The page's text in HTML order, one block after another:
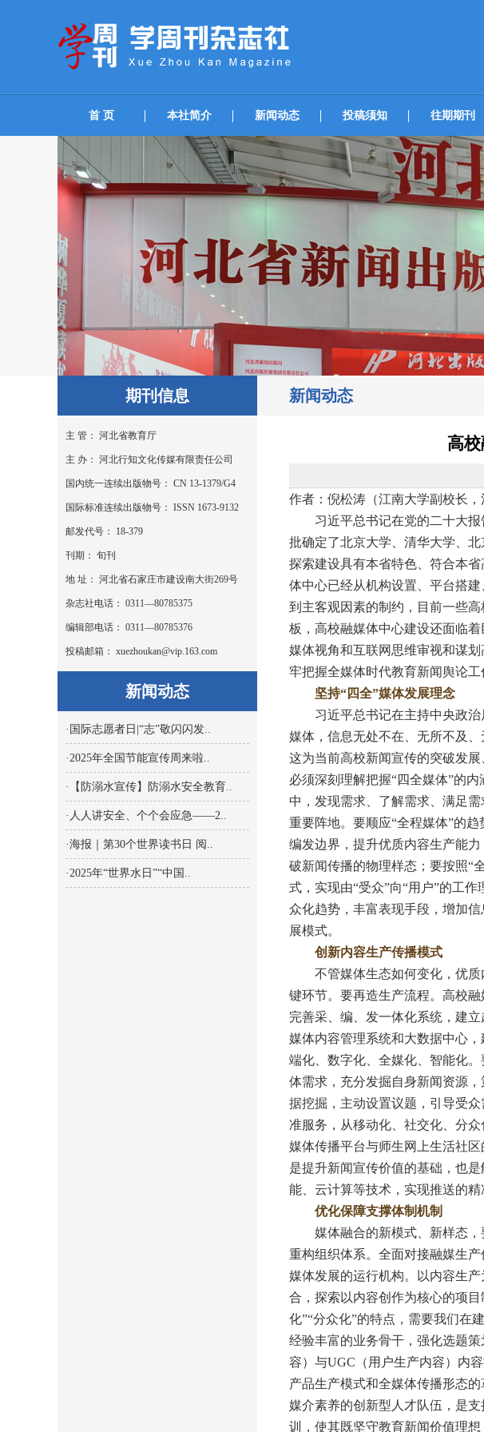
首 页 本社简介 新闻动态 投稿须知 往期期刊
期刊信息
主 管： 河北省教育厅
主 办： 河北行知文化传媒有限责任公司
国内统一连续出版物号： CN 13-1379/G4
国际标准连续出版物号： ISSN 1673-9132
邮发代号： 18-379
刊期： 旬刊
地 址： 河北省石家庄市建设南大街269号
杂志社电话： 0311—80785375
编辑部电话： 0311—80785376
投稿邮箱： xuezhoukan@vip.163.com
新闻动态
·国际志愿者日|“志”敬闪闪发..
·2025年全国节能宣传周来啦..
·【防溺水宣传】防溺水安全教育..
·人人讲安全、个个会应急——2..
·海报｜第30个世界读书日 阅..
·2025年“世界水日”“中国..
新闻动态
高
作者：倪松涛（江南大学副校长
习近平总书记在党的二十大报
批确定了北京大学、清华大学、
探索建设具有本省特色、符合本
体中心已经从机构设置、平台搭
到主客观因素的制约，目前一些
板，高校融媒体中心建设还面临
媒体视角和互联网思维审视和谋
牢把握全媒体时代教育新闻舆论工
坚持“四全”媒体发展理念
习近平总书记在主持中央政治
媒体，信息无处不在、无所不及
这为当前高校新闻宣传的突破发
必须深刻理解把握“四全媒体”的
中，发现需求、了解需求、满足
重要阵地。要顺应“全程媒体”的
编发边界，提升优质内容生产能
破新闻传播的物理样态；要按照“
式，实现由“受众”向“用户”的工
众化趋势，丰富表现手段，增加
展模式。
创新内容生产传播模式
不管媒体生态如何变化，优质
键环节。要再造生产流程。高校
完善采、编、发一体化系统，建
媒体内容管理系统和大数据中心
端化、数字化、全媒化、智能化
体需求，充分发掘自身新闻资源
据挖掘，主动设置议题，引导受
准服务，从移动化、社交化、分
媒体传播平台与师生网上生活社
是提升新闻宣传价值的基础，也
能、云计算等技术，实现推送的
优化保障支撑体制机制
媒体融合的新模式、新样态，
重构组织体系。全面对接融媒生
媒体发展的运行机构。以内容生
合，探索以内容创作为核心的项
化”“分众化”的特点，需要我们在
经验丰富的业务骨干，强化选题
容）与UGC（用户生产内容）内
产品生产模式和全媒体传播形态
媒介素养的创新型人才队伍，是
训，使其既坚守教育新闻价值理